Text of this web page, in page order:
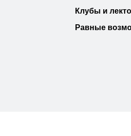
Клубы и
Равные